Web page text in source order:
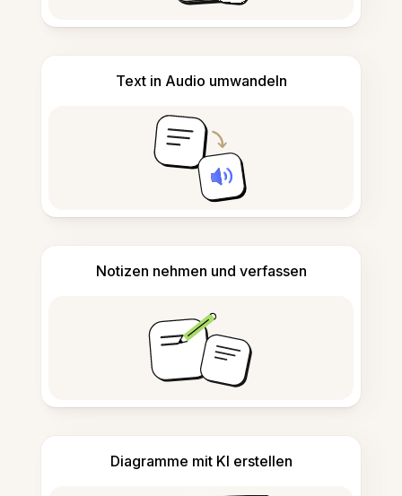
Text in Audio umwandeln
Notizen nehmen und verfassen
Diagramme mit KI erstellen